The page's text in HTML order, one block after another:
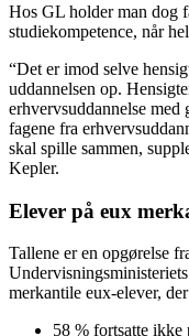
Hos GL holder man dog
studiekompetence, når
“Det er imod selve
uddannelsen op.
erhvervsuddannelse med
fagene fra
skal spille sammen,
Kepler.
Elever på eux
Tallene er en opgørelse
merkantile eux-elever,
58 % fortsatte ikke